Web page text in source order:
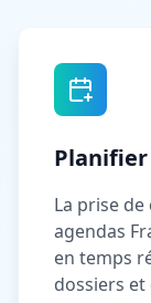
La prise
agendas
en temps
dossiers et